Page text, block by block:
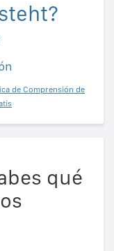
de Comprensión de
qué